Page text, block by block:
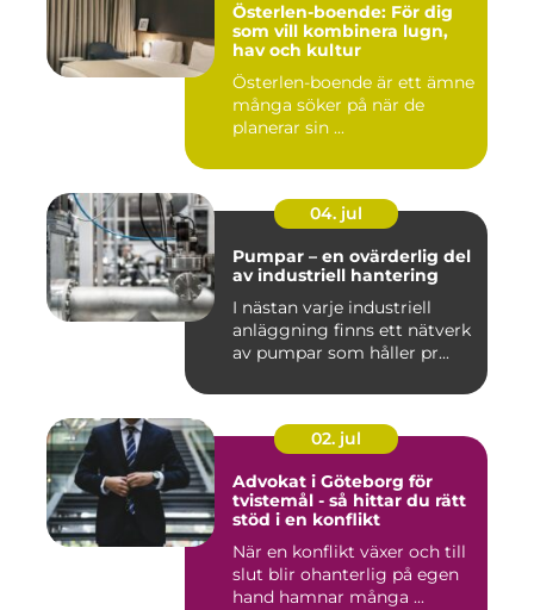
Österlen-boende: För dig
som vill kombinera lugn,
hav och kultur
Österlen-boende är ett ämne
många söker på när de
planerar sin ...
04. jul
Pumpar – en ovärderlig del
av industriell hantering
I nästan varje industriell
anläggning finns ett nätverk
av pumpar som håller pr...
02. jul
Advokat i Göteborg för
tvistemål - så hittar du rätt
stöd i en konflikt
När en konflikt växer och till
slut blir ohanterlig på egen
hand hamnar många ...